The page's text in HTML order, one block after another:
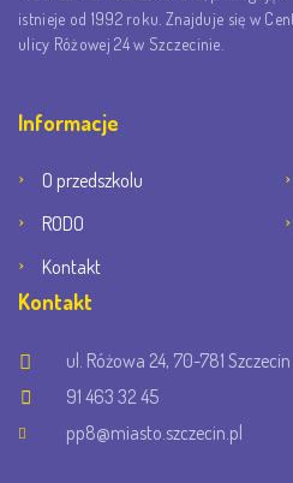
istnieje od 1992 roku. Znajduje się w
ulicy Różowej 24 w Szczecinie.
Informacje
O przedszkolu
RODO
Kontakt
Kontakt
ul. Różowa 24, 70-781 Szczecin
91 463 32 45
pp8@miasto.szczecin.pl